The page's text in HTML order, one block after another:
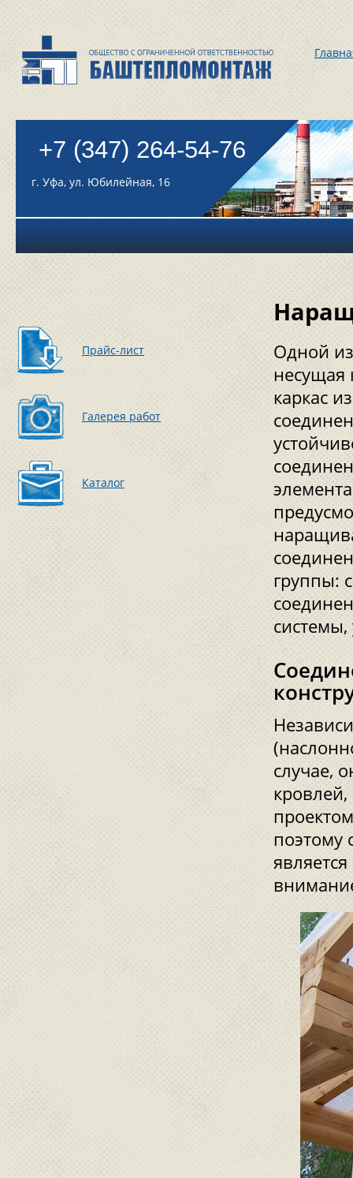
+7 (347) 264-54-76
г. Уфа, ул. Юбилейная, 16
Прайс-лист
Галерея работ
Каталог
Одной
несущая
каркас
группы:
случае,
поэтому